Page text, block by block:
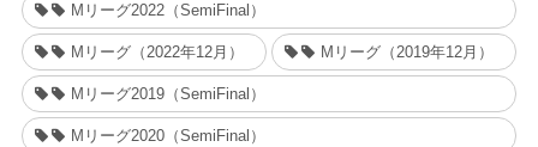
Mリーグ2022（SemiFinal）
Mリーグ（2022年12月） Mリーグ（2019年12月）
Mリーグ2019（SemiFinal）
Mリーグ2020（SemiFinal）